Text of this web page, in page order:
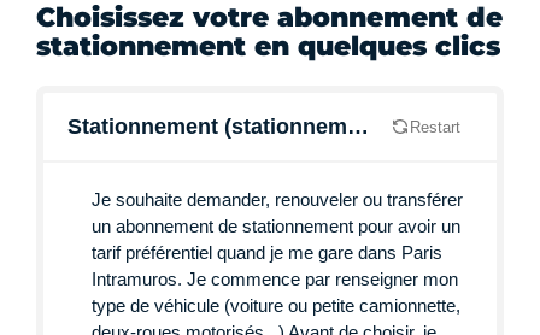
Choisissez votre abonnement de
stationnement en quelques clics